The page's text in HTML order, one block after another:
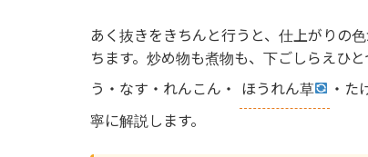
あく抜きをきちんと行うと、仕上がりの
ちます。炒め物も煮物も、下ごしらえひ
う・なす・れんこん・ ほうれん草
・
寧に解説します。